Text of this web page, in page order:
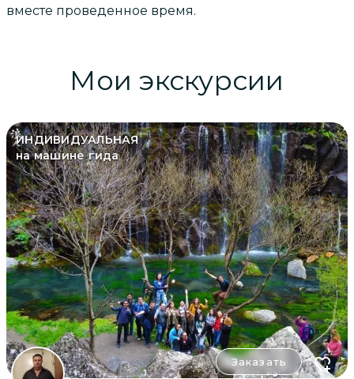
вместе проведенное время.
Мои экскурсии
ИНДИВИДУАЛЬНАЯ
на машине гида
Заказать